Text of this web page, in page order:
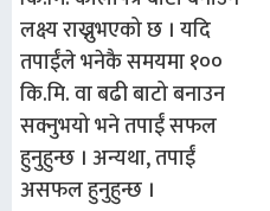
लक्ष्य राख्नुभएको छ । यदि
तपाईंले भनेकै समयमा १००
कि.मि. वा बढी बाटो बनाउन
सक्नुभयो भने तपाईं सफल
हुनुहुन्छ । अन्यथा, तपाईं
असफल हुनुहुन्छ ।